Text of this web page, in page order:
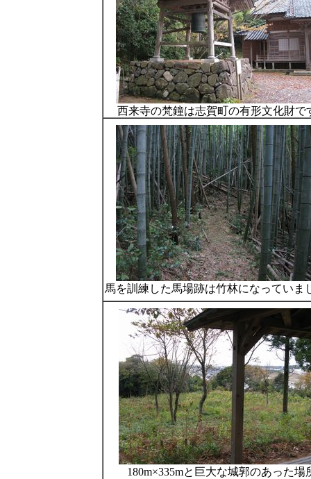
西来寺の梵鐘は志賀町の有形文化財で
馬を訓練した馬場跡は竹林になっていま
180m×335mと巨大な城郭のあった場